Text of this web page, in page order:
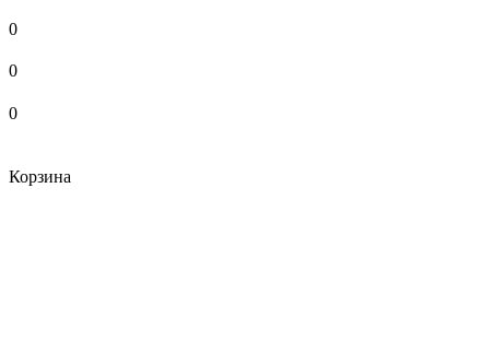
0
0
0
Корзина